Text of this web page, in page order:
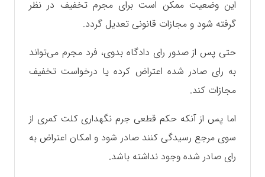
این وضعیت ممکن است برای مجرم تخفیف در نظر
گرفته شود و مجازات قانونی تعدیل گردد.
حتی پس از صدور رای دادگاه بدوی، فرد مجرم می‌تواند
به رای صادر شده اعتراض کرده یا درخواست تخفیف
مجازات کند.
اما پس از آنکه حکم قطعی جرم نگهداری کلت کمری از
سوی مرجع رسیدگی کنند صادر شود و امکان اعتراض به
رای صادر شده وجود نداشته باشد.